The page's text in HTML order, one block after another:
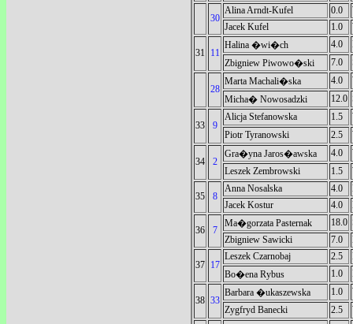
30
Alina Arndt-Kufel 0.0
Jacek Kufel
1.0
31 11
Halina �wi�ch 4.0
Zbigniew Piwowo�ski
7.0
28
Marta Machali�ska 4.0
Micha� Nowosadzki
12.0
33 9
Alicja Stefanowska 1.5
Piotr Tyranowski
2.5
34 2
Gra�yna Jaros�awska 4.0
Leszek Zembrowski
1.5
35 8
Anna Nosalska 4.0
Jacek Kostur
4.0
36 7
Ma�gorzata Pasternak 18.0
Zbigniew Sawicki
7.0
37 17
Leszek Czarnobaj 2.5
Bo�ena Rybus
1.0
38 33
Barbara �ukaszewska 1.0
Zygfryd Banecki
2.5